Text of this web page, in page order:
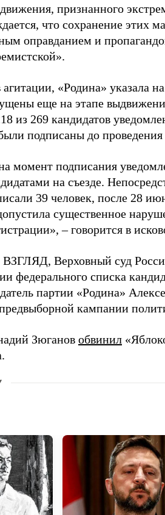
признанного
что сохранение этих
оправданием и
«Родина» указала
еще на этапе
из 269 кандидатов
подписаны до
момент подписания
на съезде.
39 человек, после 28
существенное
– говорится в
ВЗГЛЯД, Верховный суд
федерального списка
партии «Родина»
кампании
Зюганов обвинил